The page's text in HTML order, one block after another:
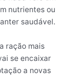
nutrientes ou
saudável.
ração mais
se encaixar
a novas